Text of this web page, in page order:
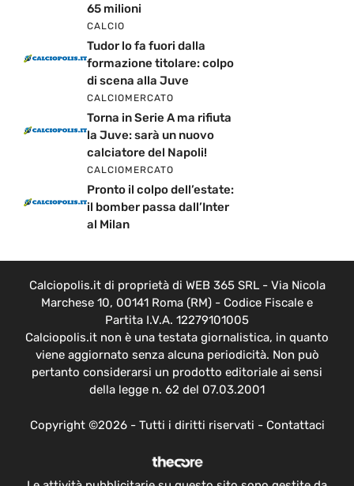
65 milioni
CALCIO
Tudor lo fa fuori dalla
formazione titolare: colpo
di scena alla Juve
CALCIOMERCATO
Torna in Serie A ma rifiuta
la Juve: sarà un nuovo
calciatore del Napoli!
CALCIOMERCATO
Pronto il colpo dell’estate:
il bomber passa dall’Inter
al Milan
Calciopolis.it di proprietà di WEB 365 SRL - Via Nicola
Marchese 10, 00141 Roma (RM) - Codice Fiscale e
Partita I.V.A. 12279101005
Calciopolis.it non è una testata giornalistica, in quanto
viene aggiornato senza alcuna periodicità. Non può
pertanto considerarsi un prodotto editoriale ai sensi
della legge n. 62 del 07.03.2001
Copyright ©2026 - Tutti i diritti riservati - Contattaci